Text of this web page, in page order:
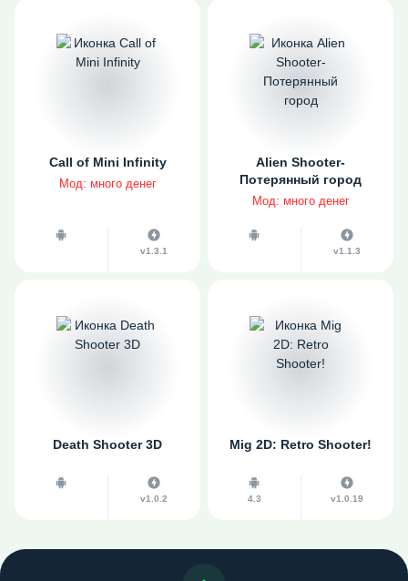
Call of Mini Infinity
Мод: много денег
v1.3.1
Alien Shooter-
Потерянный город
Мод: много денег
v1.1.3
Death Shooter 3D
v1.0.2
Mig 2D: Retro Shooter!
4.3 v1.0.19